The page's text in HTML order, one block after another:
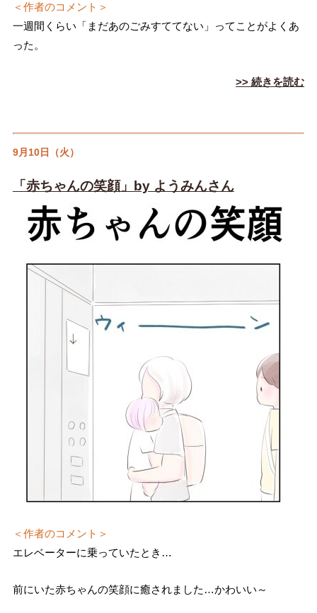
＜作者のコメント＞
一週間くらい「まだあのごみすててない」ってことがよくあ
った。
>> 続きを読む
9月10日（火）
「赤ちゃんの笑顔」by ようみんさん
＜作者のコメント＞
エレベーターに乗っていたとき…
前にいた赤ちゃんの笑顔に癒されました…かわいい～